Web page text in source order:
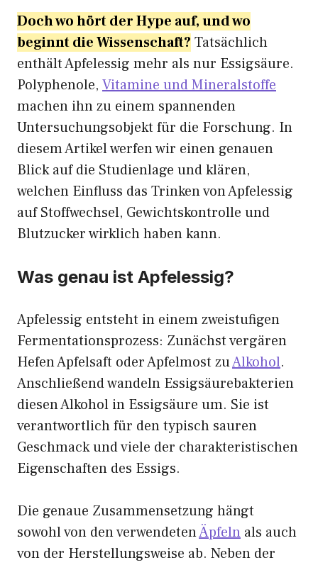
Doch wo hört der Hype auf, und wo
beginnt die Wissenschaft? Tatsächlich
enthält Apfelessig mehr als nur Essigsäure.
Polyphenole, Vitamine und Mineralstoffe
machen ihn zu einem spannenden
Untersuchungsobjekt für die Forschung. In
diesem Artikel werfen wir einen genauen
Blick auf die Studienlage und klären,
welchen Einfluss das Trinken von Apfelessig
auf Stoffwechsel, Gewichtskontrolle und
Blutzucker wirklich haben kann.
Was genau ist Apfelessig?
Apfelessig entsteht in einem zweistufigen
Fermentationsprozess: Zunächst vergären
Hefen Apfelsaft oder Apfelmost zuAlkohol.
Anschließend wandeln Essigsäurebakterien
diesen Alkohol in Essigsäure um. Sie ist
verantwortlich für den typisch sauren
Geschmack und viele der charakteristischen
Eigenschaften des Essigs.
Die genaue Zusammensetzung hängt
sowohl von den verwendetenÄpfeln als auch
von der Herstellungsweise ab. Neben der